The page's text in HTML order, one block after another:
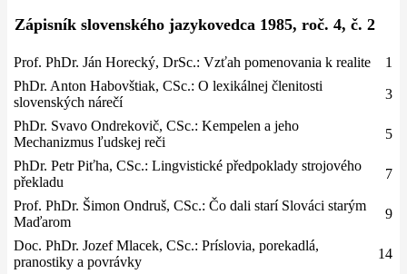
Zápisník slovenského jazykovedca 1985, roč. 4, č. 2
Prof. PhDr. Ján Horecký, DrSc.: Vzťah pomenovania k realite
1
PhDr. Anton Habovštiak, CSc.: O lexikálnej členitosti
slovenských nárečí
3
PhDr. Svavo Ondrekovič, CSc.: Kempelen a jeho
Mechanizmus ľudskej reči
5
PhDr. Petr Piťha, CSc.: Lingvistické předpoklady strojového
překladu
7
Prof. PhDr. Šimon Ondruš, CSc.: Čo dali starí Slováci starým
Maďarom
9
Doc. PhDr. Jozef Mlacek, CSc.: Príslovia, porekadlá,
pranostiky a povrávky
14